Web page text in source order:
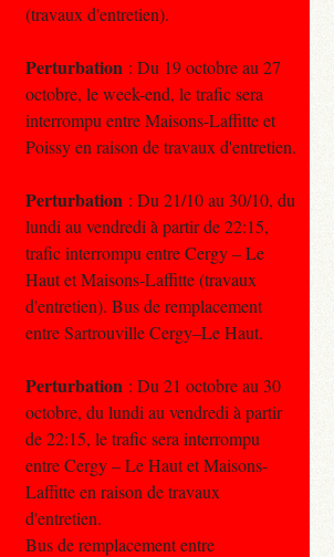
(travaux d'entretien).
Perturbation : Du 19 octobre au 27
octobre, le week-end, le trafic sera
interrompu entre Maisons-Laffitte et
Poissy en raison de travaux d'entretien.
Perturbation : Du 21/10 au 30/10, du
lundi au vendredi à partir de 22:15,
trafic interrompu entre Cergy – Le
Haut et Maisons-Laffitte (travaux
d'entretien). Bus de remplacement
entre Sartrouville Cergy–Le Haut.
Perturbation : Du 21 octobre au 30
octobre, du lundi au vendredi à partir
de 22:15, le trafic sera interrompu
entre Cergy – Le Haut et Maisons-
Laffitte en raison de travaux
d'entretien.
Bus de remplacement entre